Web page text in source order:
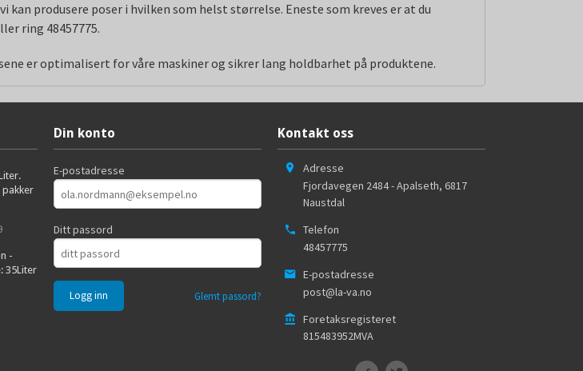
produsere poser i hvilken som helst størrelse. Eneste som kreves er at du
ring 48457775.
er optimalisert for våre maskiner og sikrer lang holdbarhet på produktene.
pakker
-
35Liter
Din konto
E-postadresse
Ditt passord
Glemt passord?
Kontakt oss
Adresse
Fjordavegen 2484 - Apalseth, 6817
Naustdal
Telefon
48457775
E-postadresse
post@la-va.no
Foretaksregisteret
815483952MVA